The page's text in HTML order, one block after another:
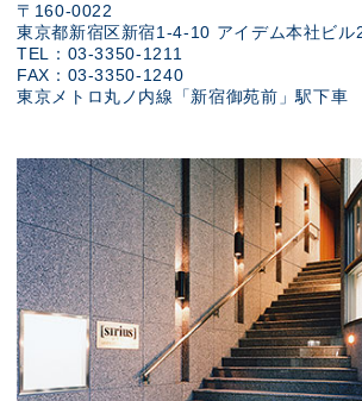
〒160-0022
東京都新宿区新宿1-4-10 アイデム本社ビル
TEL：03-3350-1211
FAX：03-3350-1240
東京メトロ丸ノ内線「新宿御苑前」駅下車